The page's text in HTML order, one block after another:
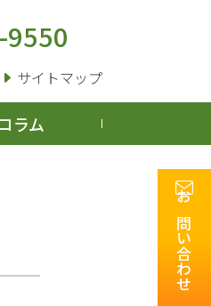
サイトマップ
お問い合わせ
コラム